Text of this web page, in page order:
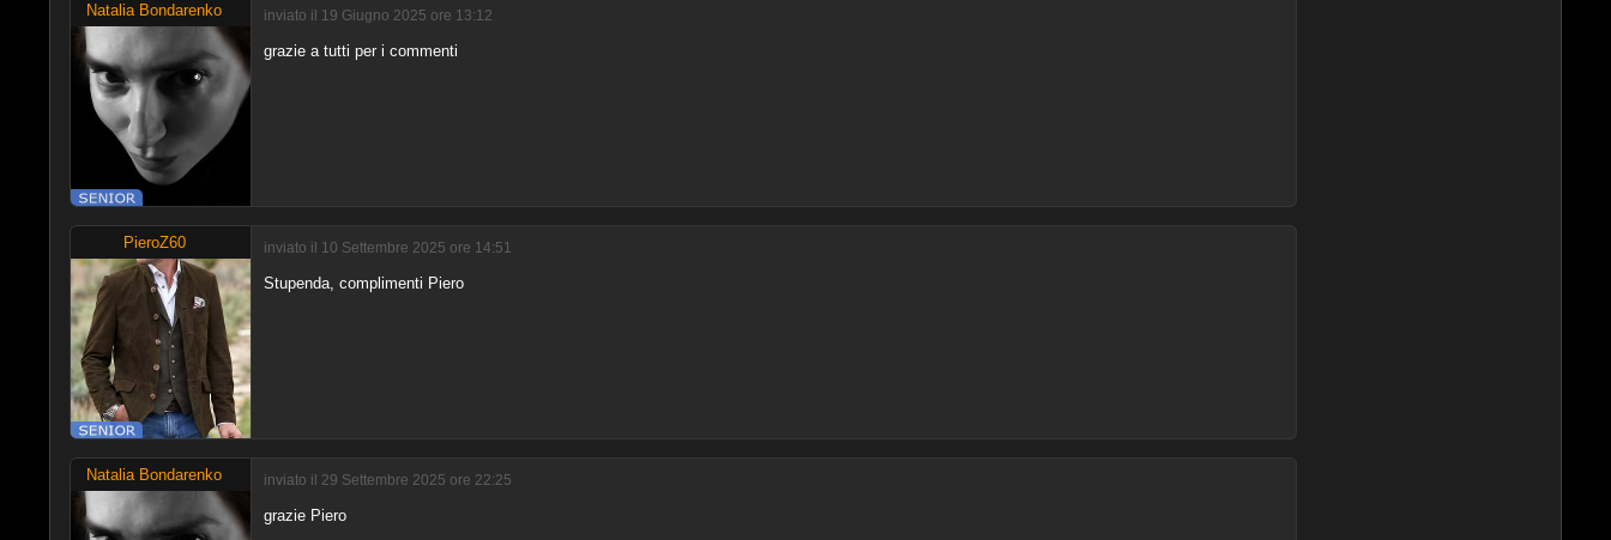
Natalia Bondarenko inviato il 19 Giugno 2025 ore 13:12
grazie a tutti per i commenti
PieroZ60 inviato il 10 Settembre 2025 ore 14:51
Stupenda, complimenti Piero
Natalia Bondarenko inviato il 29 Settembre 2025 ore 22:25
grazie Piero